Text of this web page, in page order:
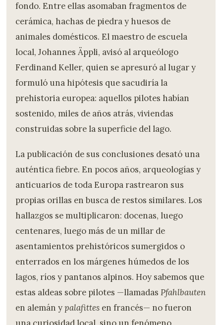
fondo. Entre ellas asomaban fragmentos de
cerámica, hachas de piedra y huesos de
animales domésticos. El maestro de escuela
local, Johannes Äppli, avisó al arqueólogo
Ferdinand Keller, quien se apresuró al lugar y
formuló una hipótesis que sacudiría la
prehistoria europea: aquellos pilotes habían
sostenido, miles de años atrás, viviendas
construidas sobre la superficie del lago.
La publicación de sus conclusiones desató una
auténtica fiebre. En pocos años, arqueologías y
anticuarios de toda Europa rastrearon sus
propias orillas en busca de restos similares. Los
hallazgos se multiplicaron: docenas, luego
centenares, luego más de un millar de
asentamientos prehistóricos sumergidos o
enterrados en los márgenes húmedos de los
lagos, ríos y pantanos alpinos. Hoy sabemos que
estas aldeas sobre pilotes —llamadasPfahlbauten
en alemán ypalafittes en francés— no fueron
una curiosidad local, sino un fenómeno